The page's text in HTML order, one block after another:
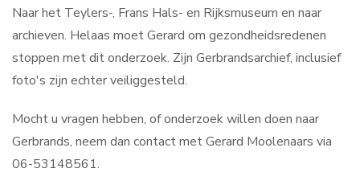
Naar het Teylers-, Frans Hals- en Rijksmuseum en naar
archieven. Helaas moet Gerard om gezondheidsredenen
stoppen met dit onderzoek. Zijn Gerbrandsarchief, inclusief
foto's zijn echter veiliggesteld.
Mocht u vragen hebben, of onderzoek willen doen naar
Gerbrands, neem dan contact met Gerard Moolenaars via
06-53148561.